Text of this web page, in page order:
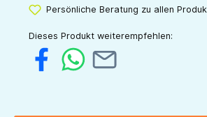
Persönliche Beratung zu allen
Dieses Produkt weiterempfehlen: